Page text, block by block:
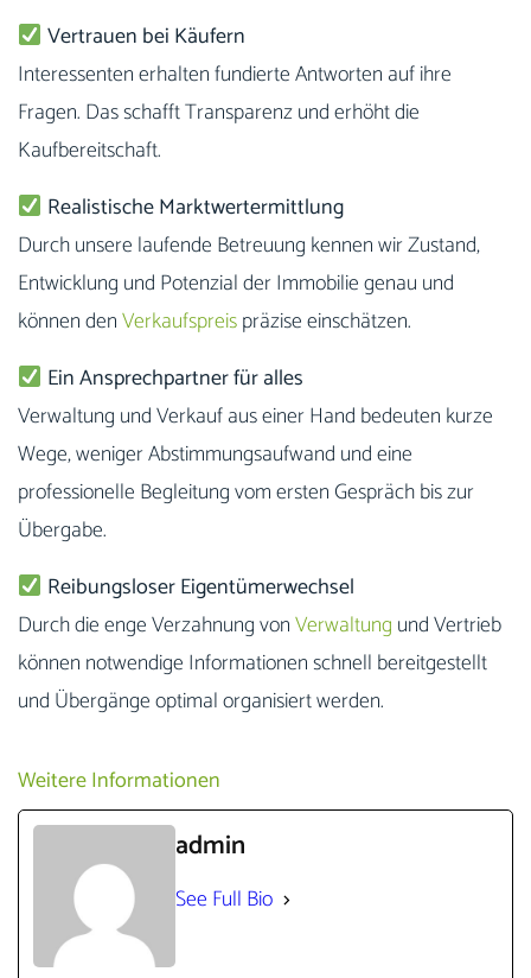
Vertrauen bei Käufern
Interessenten erhalten fundierte Antworten auf ihre
Fragen. Das schafft Transparenz und erhöht die
Kaufbereitschaft.
Realistische Marktwertermittlung
Durch unsere laufende Betreuung kennen wir Zustand,
Entwicklung und Potenzial der Immobilie genau und
können denVerkaufspreispräzise einschätzen.
Ein Ansprechpartner für alles
Verwaltung und Verkauf aus einer Hand bedeuten kurze
Wege, weniger Abstimmungsaufwand und eine
professionelle Begleitung vom ersten Gespräch bis zur
Übergabe.
Reibungsloser Eigentümerwechsel
Durch die enge Verzahnung vonVerwaltung und Vertrieb
können notwendige Informationen schnell bereitgestellt
und Übergänge optimal organisiert werden.
Weitere Informationen
admin
See Full Bio